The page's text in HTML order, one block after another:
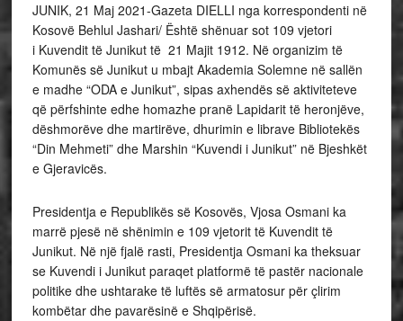
JUNIK, 21 Maj 2021-Gazeta DIELLI nga korrespondenti në
Kosovë Behlul Jashari/ Është shënuar sot 109 vjetori
i Kuvendit të Junikut të 21 Majit 1912. Në organizim të
Komunës së Junikut u mbajt Akademia Solemne në sallën
e madhe “ODA e Junikut”, sipas axhendës së aktiviteteve
që përfshinte edhe homazhe pranë Lapidarit të heronjëve,
dëshmorëve dhe martirëve, dhurimin e librave Bibliotekës
“Din Mehmeti” dhe Marshin “Kuvendi i Junikut” në Bjeshkët
e Gjeravicës.
Presidentja e Republikës së Kosovës, Vjosa Osmani ka
marrë pjesë në shënimin e 109 vjetorit të Kuvendit të
Junikut. Në një fjalë rasti, Presidentja Osmani ka theksuar
se Kuvendi i Junikut paraqet platformë të pastër nacionale
politike dhe ushtarake të luftës së armatosur për çlirim
kombëtar dhe pavarësinë e Shqipërisë.